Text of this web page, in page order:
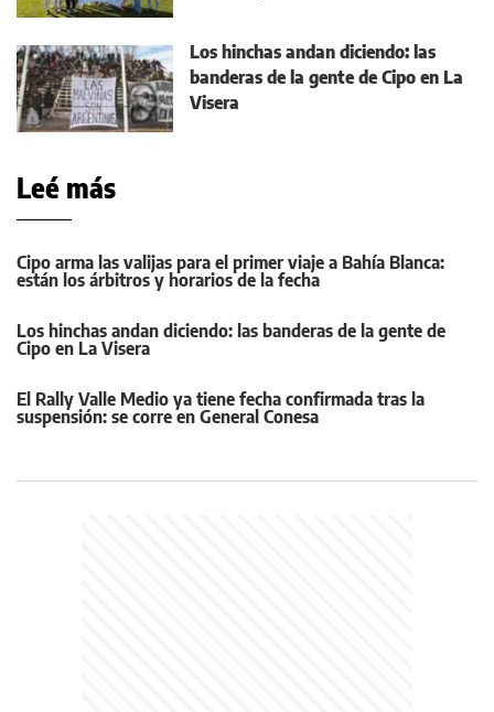
Los hinchas andan diciendo: las
banderas de la gente de Cipo en La
Visera
Leé más
Cipo arma las valijas para el primer viaje a Bahía Blanca:
están los árbitros y horarios de la fecha
Los hinchas andan diciendo: las banderas de la gente de
Cipo en La Visera
El Rally Valle Medio ya tiene fecha confirmada tras la
suspensión: se corre en General Conesa